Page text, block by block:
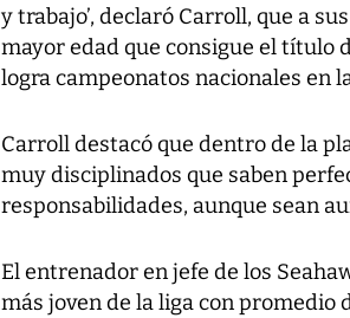
y trabajo’, declaró Carroll, que a
mayor edad que consigue el título
logra campeonatos nacionales en
Carroll destacó que dentro de la
muy disciplinados que saben
responsabilidades, aunque sean
El entrenador en jefe de los
más joven de la liga con promedio